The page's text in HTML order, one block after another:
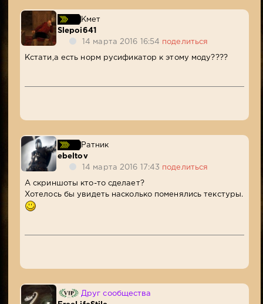
Кмет
Slepoi641
14 марта 2016 16:54 поделиться
Кстати,а есть норм русификатор к этому моду????
Ратник
ebeltov
14 марта 2016 17:43 поделиться
А скриншоты кто-то сделает?
Хотелось бы увидеть насколько поменялись текстуры.
Друг сообщества